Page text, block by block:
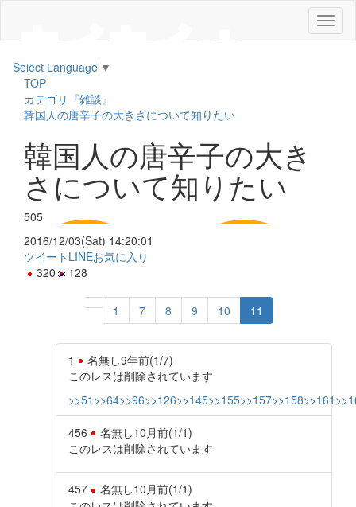
メ
ニ
Select Language ▼
TOP
カテゴリ『雑談』
韓国人の唐辛子の大きさについて知りたい
韓国人の唐辛子の大き
さについて知りたい
505
2016/12/03(Sat) 14:20:01
ツイート LINEお気に入り
320
128
1 7 8 9 10 11
1 名無し9年前(1/7)
このレスは削除されています
>>51 >>64>>96>>126>>145>>155>>157>>158>>161
456 名無し10月前(1/1)
このレスは削除されています
457 名無し10月前(1/1)